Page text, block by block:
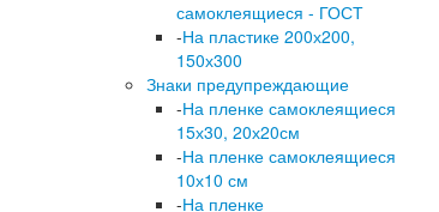
самоклеящиеся - ГОСТ
-На пластике 200х200,
150х300
Знаки предупреждающие
-На пленке самоклеящиеся
15х30, 20х20см
-На пленке самоклеящиеся
10х10 см
-На пленке